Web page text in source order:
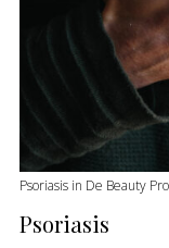
Psoriasis in De Beauty
Psoriasis